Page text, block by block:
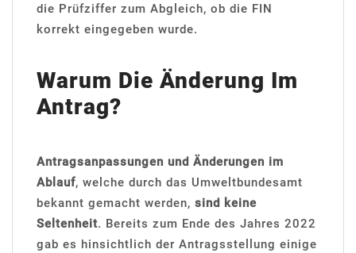
die Prüfziffer zum Abgleich, ob die FIN
korrekt eingegeben wurde.
Warum Die Änderung Im
Antrag?
Antragsanpassungen und Änderungen im
Ablauf, welche durch das Umweltbundesamt
bekannt gemacht werden, sind keine
Seltenheit. Bereits zum Ende des Jahres 2022
gab es hinsichtlich der Antragsstellung einige